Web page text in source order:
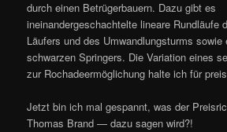
durch einen Betrügerbauern. Dazu gibt es
ineinandergeschachtelte lineare Rundläufe
Läufers und des Umwandlungsturms sowie
schwarzen Springers. Die Variation eines
zur Rochadeermöglichung halte ich für
Jetzt bin ich mal gespannt, was der
Thomas Brand — dazu sagen wird?!